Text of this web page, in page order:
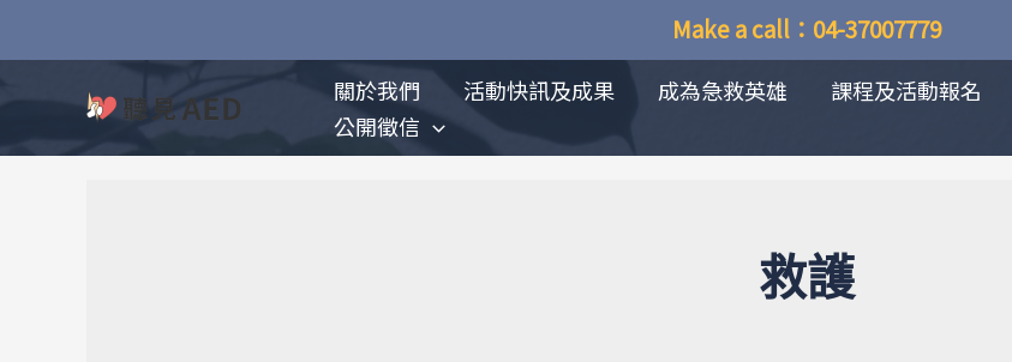
內
Make a call：04-37007779
關於我們 活動快訊及成果 成為急救英雄 課程及活動報名
公開徵信
救護